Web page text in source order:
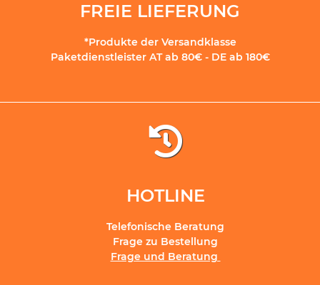
FREIE LIEFERUNG
*Produkte der Versandklasse
Paketdienstleister AT ab 80€ - DE ab 180€
HOTLINE
Telefonische Beratung
Frage zu Bestellung
Frage und Beratung